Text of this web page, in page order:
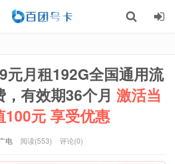
元月租192G全国通用流
有效期36个月 激活当
100元 享受优惠
电 阅读(553) 评论(0)